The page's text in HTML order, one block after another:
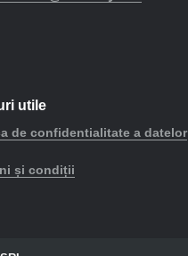
utile
de confidentialitate a datelor
și condiții